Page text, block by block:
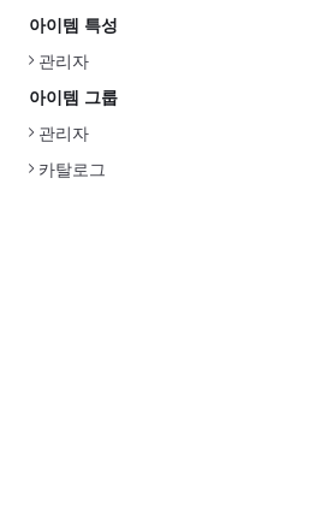
아이템 특성
관리자
아이템 그룹
관리자
카탈로그